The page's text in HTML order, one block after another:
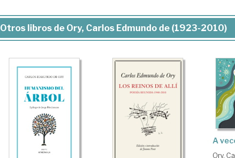
Otros libros de Ory, Carlos Edmundo de (1923-2010)
A
Ory,